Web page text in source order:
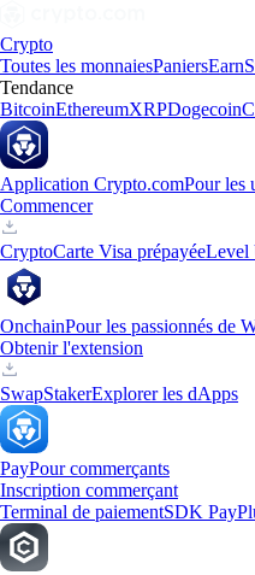
Crypto
Toutes les monnaiesPaniersEarn
Tendance
BitcoinEthereumXRPDogecoin
Application Crypto.comPour les
Commencer
CryptoCarte Visa prépayéeLevel
OnchainPour les passionnés de
Obtenir l'extension
SwapStakerExplorer les dApps
PayPour commerçants
Inscription commerçant
Terminal de paiementSDK Pay